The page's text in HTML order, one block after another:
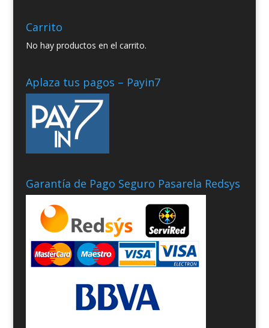
Carrito
No hay productos en el carrito.
Aplaza tus pagos – Payin7
Garantía de Pago Seguro Pasarela Redsys